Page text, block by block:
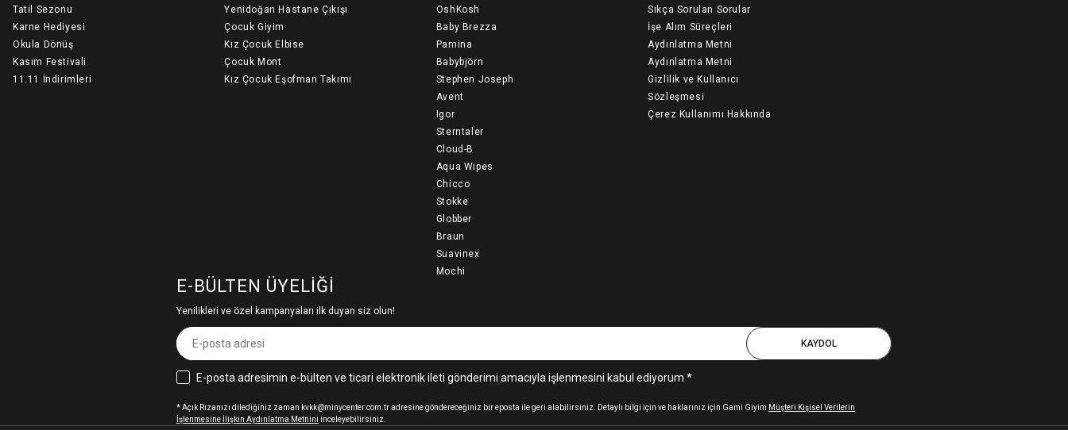
Tatil Sezonu
Karne Hediyesi
Okula Dönüş
Kasım Festivali
11.11 İndirimleri
Yenidoğan Hastane Çıkışı
Çocuk Giyim
Kız Çocuk Elbise
Çocuk Mont
Kız Çocuk Eşofman Takımı
OshKosh
Baby Brezza
Pamina
Babybjörn
Stephen Joseph
Avent
Igor
Sterntaler
Cloud-B
Aqua Wipes
Chicco
Stokke
Globber
Braun
Suavinex
Mochi
Sıkça Sorulan Sorular
İşe Alım Süreçleri
Aydınlatma Metni
Aydınlatma Metni
Gizlilik ve Kullanıcı
Sözleşmesi
Çerez Kullanımı Hakkında
E-BÜLTEN ÜYELIĞI
Yenilikleri ve özel kampanyaları ilk duyan siz olun!
KAYDOL
E-posta adresimin e-bülten ve ticari elektronik ileti gönderimi amacıyla işlenmesini kabul ediyorum *
* Açık Rızanızı dilediğiniz zaman kvkk@minycenter.com.tr adresine göndereceğiniz bir eposta ile geri alabilirsiniz. Detaylı bilgi için ve haklarınız için Gami Giyim Müşteri Kişisel Verilerin
İşlenmesine İlişkin Aydınlatma Metnini inceleyebilirsiniz.